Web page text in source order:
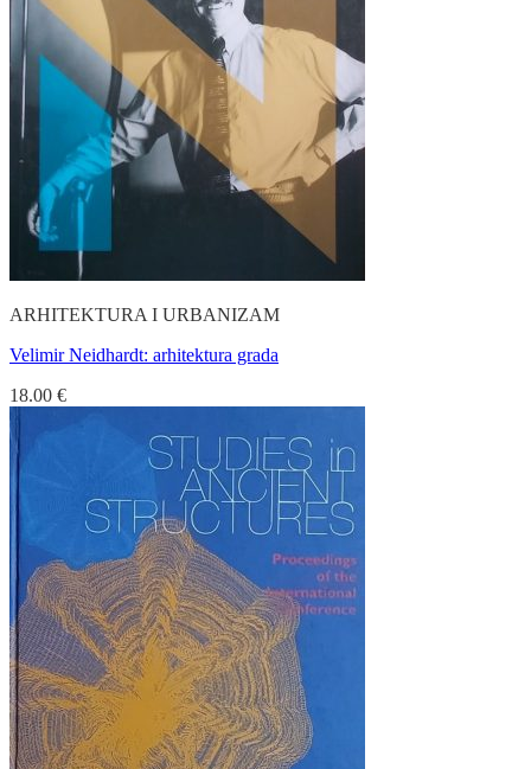
ARHITEKTURA I URBANIZAM
Velimir Neidhardt: arhitektura grada
18.00 €